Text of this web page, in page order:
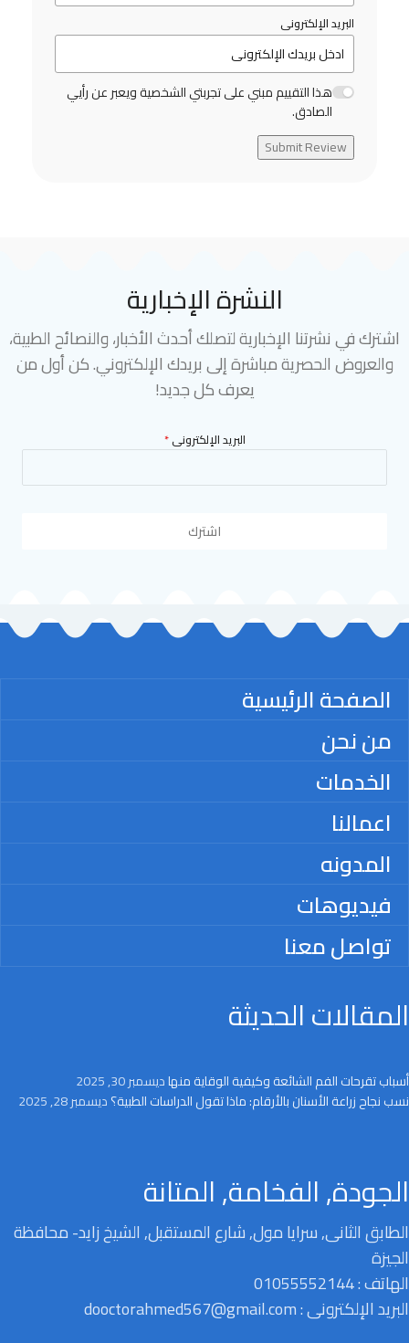
البريد الإلكترونى
هذا التقييم مبني على تجربتي الشخصية ويعبر عن رأيي
الصادق.
Submit Review
النشرة الإخبارية
اشترك في نشرتنا الإخبارية لتصلك أحدث الأخبار، والنصائح الطبية،
والعروض الحصرية مباشرة إلى بريدك الإلكتروني. كن أول من
يعرف كل جديد!
البريد الإلكترونى*
اشترك
الصفحة الرئيسية
من نحن
الخدمات
اعمالنا
المدونه
فيديوهات
تواصل معنا
المقالات الحديثة
أسباب تقرحات الفم الشائعة وكيفية الوقاية منهاديسمبر 30, 2025
نسب نجاح زراعة الأسنان بالأرقام: ماذا تقول الدراسات الطبية؟ديسمبر 28, 2025
الجودة, الفخامة, المتانة
الطابق الثانى, سرايا مول, شارع المستقبل, الشيخ زايد- محافظة
الجيزة
الهاتف : 01055552144
البريد الإلكترونى : dooctorahmed567@gmail.com